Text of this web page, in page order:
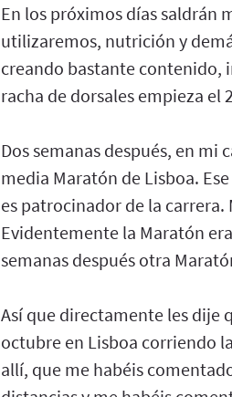
En los próximos días saldrán
utilizaremos, nutrición y
creando bastante contenido,
racha de dorsales empieza
Dos semanas después, en mi
media Maratón de Lisboa.
es patrocinador de la
Evidentemente la Maratón
semanas después otra
Así que directamente les dije
octubre en Lisboa corriendo
allí, que me habéis